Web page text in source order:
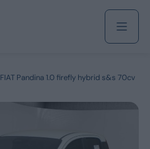
Acquista
Azienda
FIAT Pandina 1.0 firefly hybrid s&s 70cv